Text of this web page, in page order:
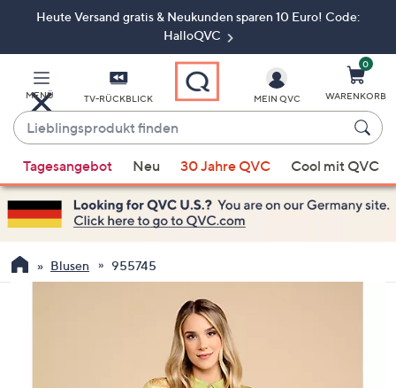
ZumHeute Versand gratis & Neukunden sparen 10 Euro! Code:
HalloQVC
MENÜ TV-RÜCKBLICK
Lieblingsprodukt
finden
Vorschläge
verfügbar
sind,
verwenden
Sie
die
MEIN QVC
0
WARENKORB
Tagesangebot Neu 30 Jahre QVC Cool mit QVC
Blusen 955745